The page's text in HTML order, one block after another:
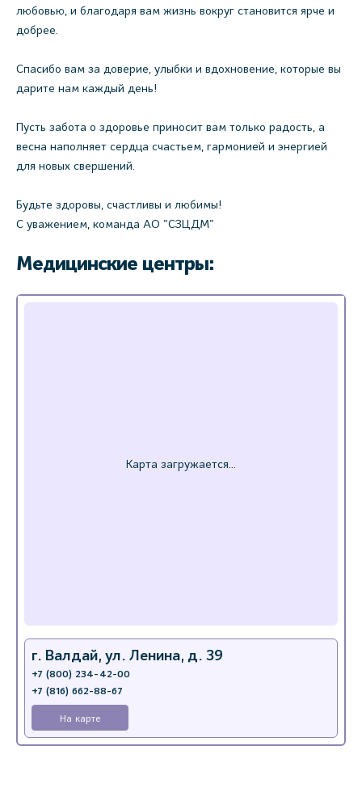
любовью, и благодаря вам жизнь вокруг становится ярче и
добрее.
Спасибо вам за доверие, улыбки и вдохновение, которые вы
дарите нам каждый день!
Пусть забота о здоровье приносит вам только радость, а
весна наполняет сердца счастьем, гармонией и энергией
для новых свершений.
Будьте здоровы, счастливы и любимы!
С уважением, команда АО "СЗЦДМ"
Медицинские центры:
г. Валдай, ул. Ленина, д. 39
+7 (800) 234-42-00
+7 (816) 662-88-67
На карте